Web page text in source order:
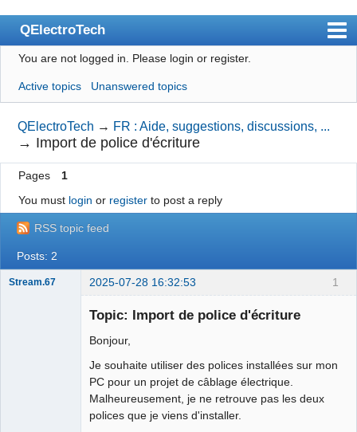
QElectroTech
Index
User list
Search
Register
Login
Site officiel
Wiki
BugTracker
Google_Search
You are not logged in. Please login or register.
Active topics Unanswered topics
QElectroTech → FR : Aide, suggestions, discussions, ...
→ Import de police d'écriture
Pages
1
You must login or registerto post a reply
RSS topic feed
Posts: 2
1
Stream.67 2025-07-28 16:32:53
Topic: Import de police d'écriture
Bonjour,
Je souhaite utiliser des polices installées sur mon
PC pour un projet de câblage électrique.
Malheureusement, je ne retrouve pas les deux
polices que je viens d'installer.